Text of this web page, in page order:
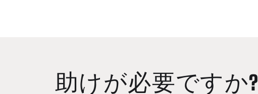
助けが必要ですか?